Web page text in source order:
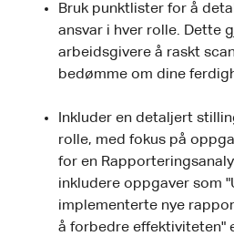
Bruk punktlister for å
ansvar i hver rolle. Dette
arbeidsgivere å raskt
bedømme om dine
Inkluder en detaljert
rolle, med fokus på
for en
inkludere oppgaver som
implementerte nye
å forbedre effektiviteten"